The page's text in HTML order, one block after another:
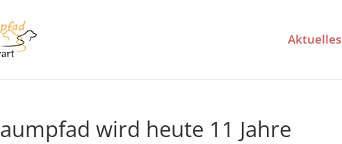
Aktuelles
wird heute 11 Jahre